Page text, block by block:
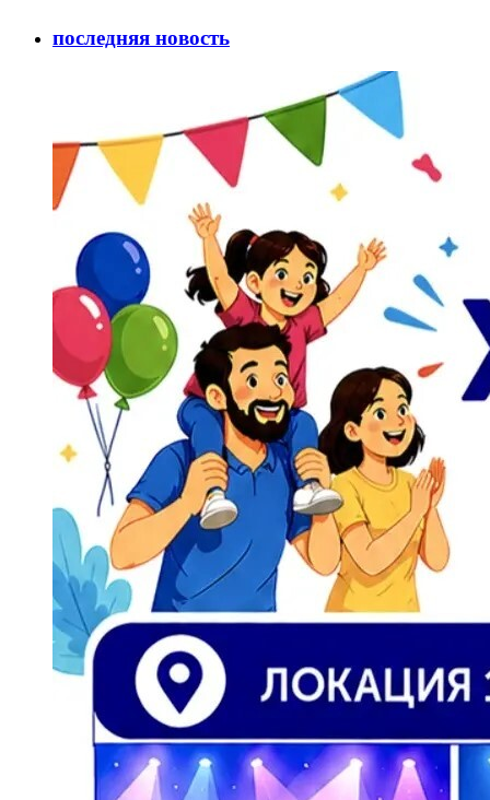
последняя новость